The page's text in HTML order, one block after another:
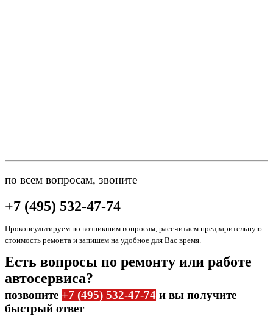
по всем вопросам, звоните
+7 (495) 532-47-74
Проконсультируем по возникшим вопросам, рассчитаем предварительную
стоимость ремонта и запишем на удобное для Вас время.
Есть вопросы по ремонту или работе
автосервиса?
позвоните +7 (495) 532-47-74 и вы получите
быстрый ответ